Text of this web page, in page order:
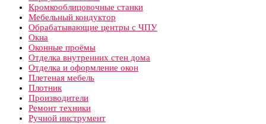
Кромкооблицовочные станки
Мебельный кондуктор
Обрабатывающие центры с ЧПУ
Окна
Оконные проёмы
Отделка внутренних стен дома
Отделка и оформление окон
Плетеная мебель
Плотник
Производители
Ремонт техники
Ручной инструмент